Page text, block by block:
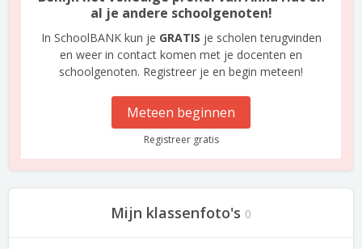
al je andere schoolgenoten!
In SchoolBANK kun je GRATIS je scholen terugvinden
en weer in contact komen met je docenten en
schoolgenoten. Registreer je en begin meteen!
Meteen beginnen
Registreer gratis
Mijn klassenfoto's 0